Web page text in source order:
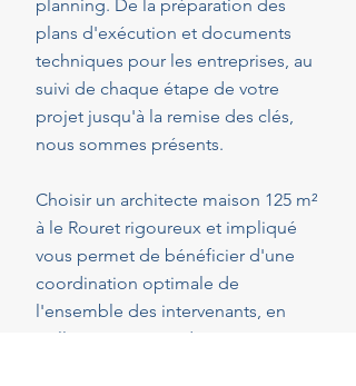
planning. De la préparation des
plans d'exécution et documents
techniques pour les entreprises, au
suivi de chaque étape de votre
projet jusqu'à la remise des clés,
nous sommes présents.
Choisir un architecte maison 125 m²
à le Rouret rigoureux et impliqué
vous permet de bénéficier d'une
coordination optimale de
l'ensemble des intervenants, en
veillant au respect de vos attentes,